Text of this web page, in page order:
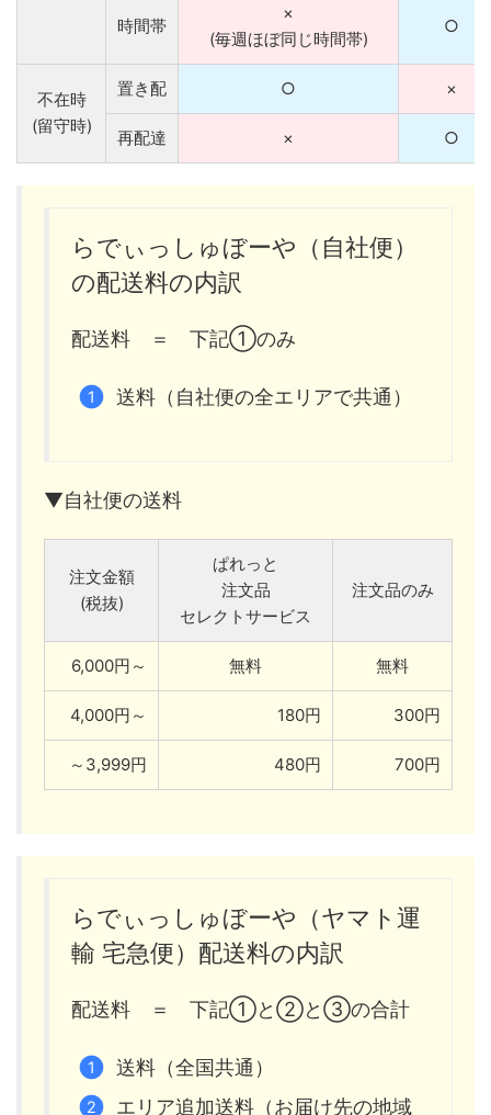
時間帯
×
(毎週ほぼ同じ時間帯)
○
不在時
(留守時)
置き配 ○ ×
再配達 × ○
らでぃっしゅぼーや（自社便）
の配送料の内訳
配送料 ＝ 下記①のみ
送料（自社便の全エリアで共通）
▼自社便の送料
注文金額
(税抜)
ぱれっと
注文品
セレクトサービス
注文品のみ
6,000円～ 無料 無料
4,000円～ 180円 300円
～3,999円 480円 700円
らでぃっしゅぼーや（ヤマト運
輸 宅急便）配送料の内訳
配送料 ＝ 下記①と②と③の合計
送料（全国共通）
エリア追加送料（お届け先の地域